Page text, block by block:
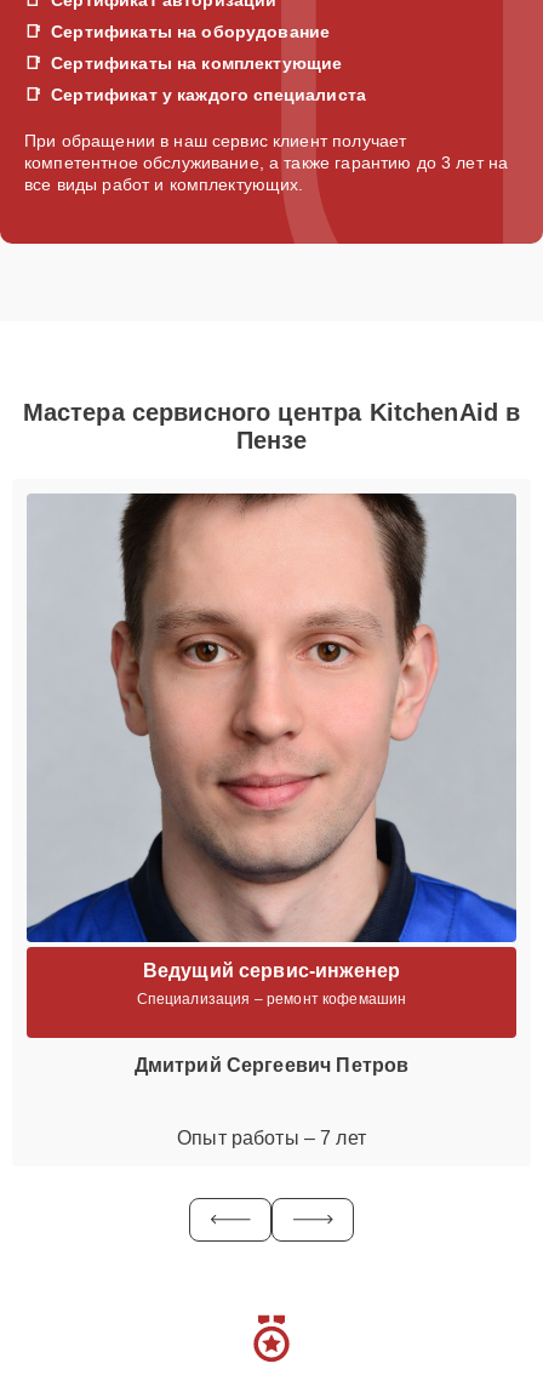
Сертификаты на оборудование
Сертификаты на комплектующие
Сертификат у каждого специалиста
При обращении в наш сервис клиент получает
компетентное обслуживание, а также гарантию до 3 лет на
все виды работ и комплектующих.
Мастера сервисного центра KitchenAid в
Пензе
Ведущий сервис-инженер
Специализация – ремонт кофемашин
Дмитрий Сергеевич Петров
Опыт работы – 7 лет